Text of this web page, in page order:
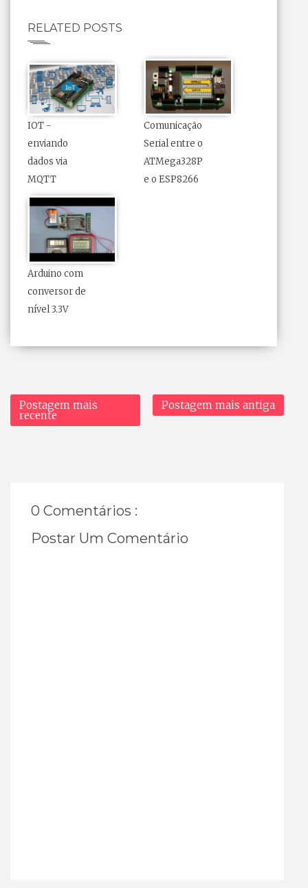
RELATED POSTS
IOT -
enviando
dados via
MQTT
Comunicação
Serial entre o
ATMega328P
e o ESP8266
Arduino com
conversor de
nível 3.3V
Postagem mais
recente
Postagem mais antiga
0 Comentários :
Postar Um Comentário